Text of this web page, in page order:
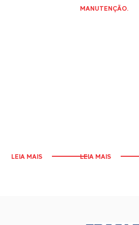
LEIA MAIS
MANUTENÇÃO.
LEIA MAIS